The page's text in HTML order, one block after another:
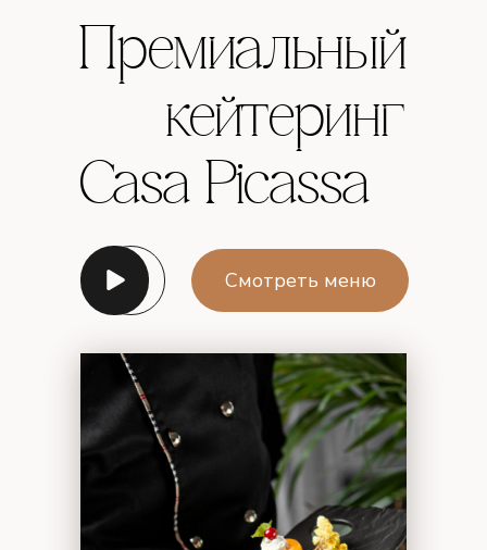
Премиальный
кейтеринг
Casa Picassa
Смотреть меню